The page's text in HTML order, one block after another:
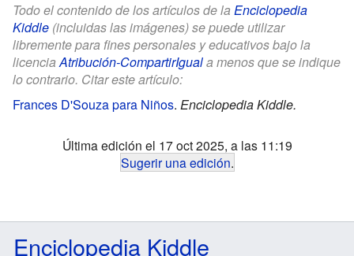
Todo el contenido de los artículos de la Enciclopedia
Kiddle (incluidas las imágenes) se puede utilizar
libremente para fines personales y educativos bajo la
licenciaAtribución-CompartirIguala menos que se indique
lo contrario. Citar este artículo:
Frances D'Souza para Niños. Enciclopedia Kiddle.
Última edición el 17 oct 2025, a las 11:19
Sugerir una edición.
Enciclopedia Kiddle